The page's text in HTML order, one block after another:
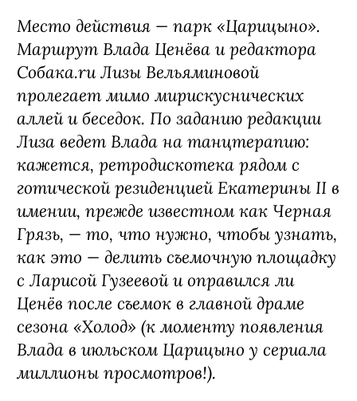
Место действия — парк «Царицыно».
Маршрут Влада Ценёва и редактора
Собака.ru Лизы Вельяминовой
пролегает мимо мирискуснических
аллей и беседок. По заданию редакции
Лиза ведет Влада на танцтерапию:
кажется, ретродискотека рядом с
готической резиденцией Екатерины II в
имении, прежде известном как Черная
Грязь, — то, что нужно, чтобы узнать,
как это — делить съемочную площадку
с Ларисой Гузеевой и оправился ли
Ценёв после съемок в главной драме
сезона «Холод» (к моменту появления
Влада в июльском Царицыно у сериала
миллионы просмотров!).